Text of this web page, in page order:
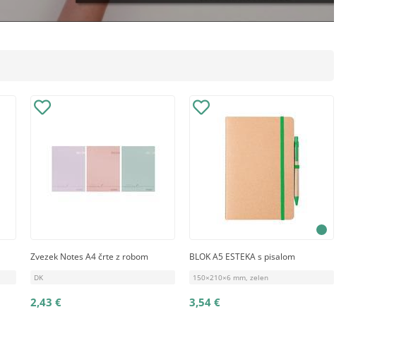
Zvezek Notes A4 črte z robom
DK
2,43 €
BLOK A5 ESTEKA s pisalom
150×210×6 mm, zelen
3,54 €